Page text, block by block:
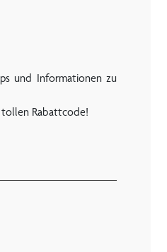
und Informationen zu
tollen Rabattcode!